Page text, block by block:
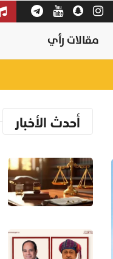
مقالات رأي
أحدث الأخبار